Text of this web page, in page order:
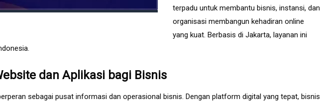
terpadu untuk membantu bisnis, instansi, dan
organisasi membangun kehadiran online
yang kuat. Berbasis di Jakarta, layanan ini
dan Aplikasi bagi Bisnis
sebagai pusat informasi dan operasional bisnis. Dengan platform digital yang tepat, bisnis